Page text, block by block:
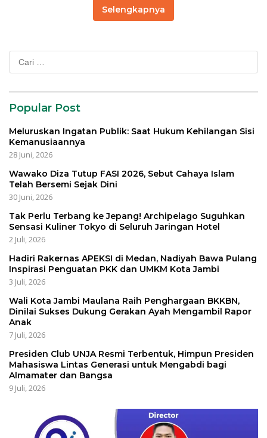
Selengkapnya
Cari
untuk:
Popular Post
Meluruskan Ingatan Publik: Saat Hukum Kehilangan Sisi
Kemanusiaannya
28 Juni, 2026
Wawako Diza Tutup FASI 2026, Sebut Cahaya Islam
Telah Bersemi Sejak Dini
30 Juni, 2026
Tak Perlu Terbang ke Jepang! Archipelago Suguhkan
Sensasi Kuliner Tokyo di Seluruh Jaringan Hotel
2 Juli, 2026
Hadiri Rakernas APEKSI di Medan, Nadiyah Bawa Pulang
Inspirasi Penguatan PKK dan UMKM Kota Jambi
3 Juli, 2026
Wali Kota Jambi Maulana Raih Penghargaan BKKBN,
Dinilai Sukses Dukung Gerakan Ayah Mengambil Rapor
Anak
7 Juli, 2026
Presiden Club UNJA Resmi Terbentuk, Himpun Presiden
Mahasiswa Lintas Generasi untuk Mengabdi bagi
Almamater dan Bangsa
9 Juli, 2026